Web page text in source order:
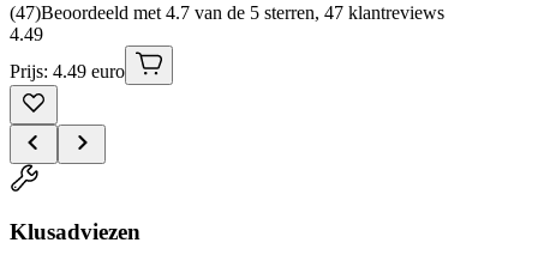
(47)Beoordeeld met 4.7 van de 5 sterren, 47 klantreviews
4.49
Prijs: 4.49 euro
Klusadviezen